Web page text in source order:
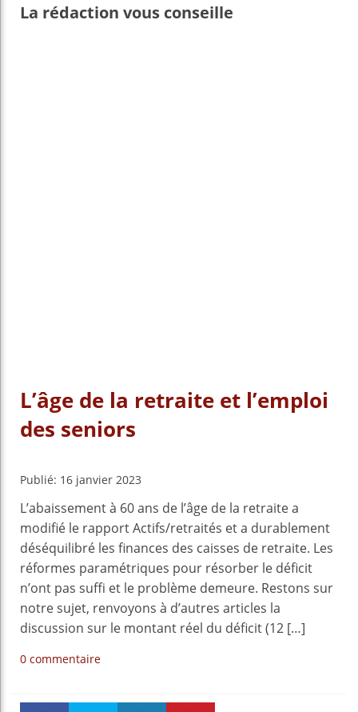
La rédaction vous conseille
L’âge de la retraite et l’emploi
des seniors
Publié: 16 janvier 2023
L’abaissement à 60 ans de l’âge de la retraite a
modifié le rapport Actifs/retraités et a durablement
déséquilibré les finances des caisses de retraite. Les
réformes paramétriques pour résorber le déficit
n’ont pas suffi et le problème demeure. Restons sur
notre sujet, renvoyons à d’autres articles la
discussion sur le montant réel du déficit (12 […]
0 commentaire